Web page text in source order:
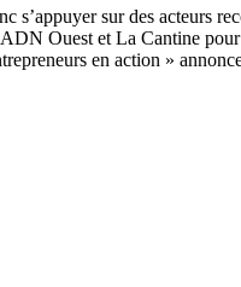
s’appuyer sur des acteurs
Ouest et La Cantine
en action »